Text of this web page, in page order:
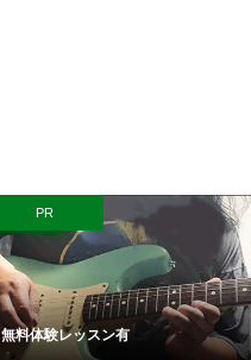
PR
無料体験レッスン有